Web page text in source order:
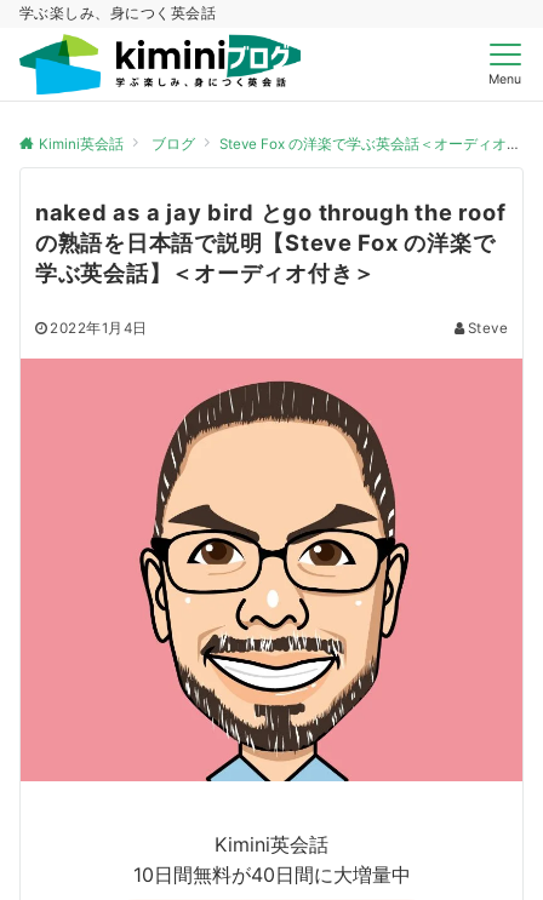
学ぶ楽しみ、身につく英会話
Menu
Kimini英会話 ブログ Steve Fox の洋楽で学ぶ英会話＜オーディオ付き＞
naked as a jay bird とgo through the roof
の熟語を日本語で説明【Steve Fox の洋楽で
学ぶ英会話】＜オーディオ付き＞
2022年1月4日 Steve
Kimini英会話
10日間無料が40日間に大増量中